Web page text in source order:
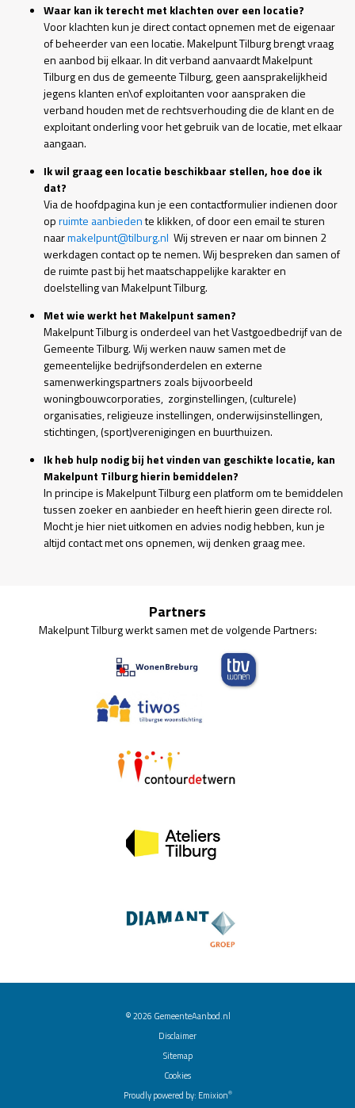
Waar kan ik terecht met klachten over een locatie?
Voor klachten kun je direct contact opnemen met de eigenaar
of beheerder van een locatie. Makelpunt Tilburg brengt vraag
en aanbod bij elkaar. In dit verband aanvaardt Makelpunt
Tilburg en dus de gemeente Tilburg, geen aansprakelijkheid
jegens klanten en\of exploitanten voor aanspraken die
verband houden met de rechtsverhouding die de klant en de
exploitant onderling voor het gebruik van de locatie, met elkaar
aangaan.
Ik wil graag een locatie beschikbaar stellen, hoe doe ik
dat?
Via de hoofdpagina kun je een contactformulier indienen door
opruimte aanbiedente klikken, of door een email te sturen
naarmakelpunt@tilburg.nl Wij streven er naar om binnen 2
werkdagen contact op te nemen.Wij bespreken dan samen of
de ruimte past bij het maatschappelijke karakter en
doelstelling van Makelpunt Tilburg.
Met wie werkt het Makelpunt samen?
Makelpunt Tilburg is onderdeel van het Vastgoedbedrijf van de
Gemeente Tilburg. Wij werken nauw samen met de
gemeentelijke bedrijfsonderdelen en externe
samenwerkingspartners zoals bijvoorbeeld
woningbouwcorporaties, zorginstellingen, (culturele)
organisaties, religieuze instellingen, onderwijsinstellingen,
stichtingen, (sport)verenigingen en buurthuizen.
Ik heb hulp nodig bij het vinden van geschikte locatie, kan
Makelpunt Tilburg hierin bemiddelen?
In principe is Makelpunt Tilburg een platform om te bemiddelen
tussen zoeker en aanbieder en heeft hierin geen directe rol.
Mocht je hier niet uitkomen en advies nodig hebben, kun je
altijd contact met ons opnemen, wij denken graag mee.
Partners
Makelpunt Tilburg werkt samen met de volgende Partners:
© 2026 GemeenteAanbod.nl
Disclaimer
Sitemap
Cookies
Proudly powered by: Emixion®